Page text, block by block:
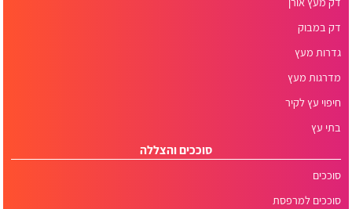
דק במבוק
גדרות מעץ
מדרגות מעץ
חיפוי עץ לקיר
בתי עץ
סוככים והצללה
סוככים
סוככים למרפסת